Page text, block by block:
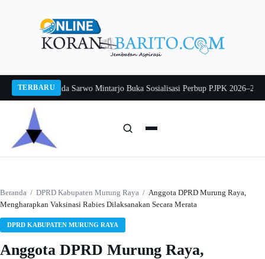
TERBARU
Pj Sekda Sarwo Mintarjo Buka Sosialisasi Perbup PJPK 2026–2030
Beranda / DPRD Kabupaten Murung Raya / Anggota DPRD Murung Raya,
Mengharapkan Vaksinasi Rabies Dilaksanakan Secara Merata
DPRD KABUPATEN MURUNG RAYA
Anggota DPRD Murung Raya,